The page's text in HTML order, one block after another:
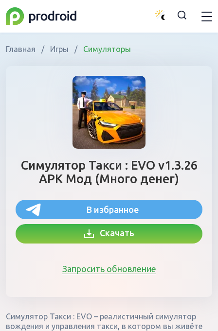
Главная / Игры / Симуляторы
Симулятор Такси : EVO v1.3.26
APK Мод (Много денег)
В избранное
Скачать
Запросить обновление
Симулятор Такси : EVO – реалистичный симулятор
вождения и управления такси, в котором вы живёте